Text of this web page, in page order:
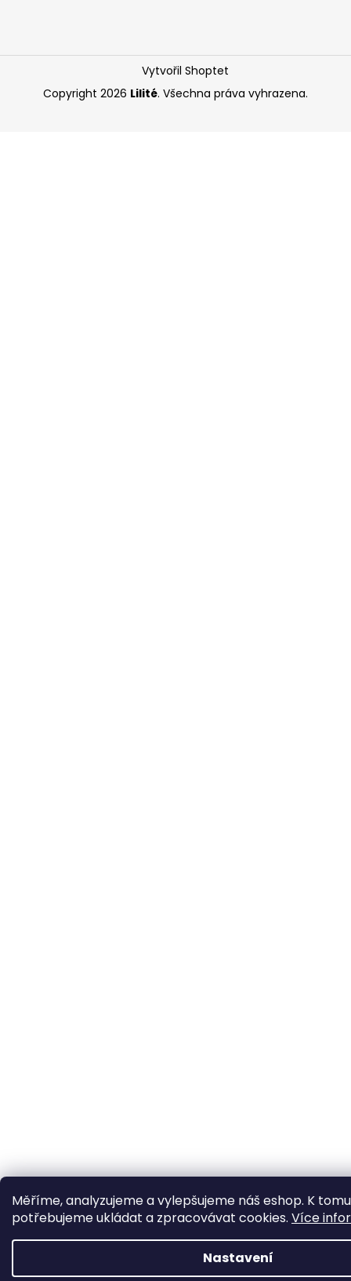
Měříme, analyzujeme a vylepšujeme náš eshop. K tomu
potřebujeme ukládat a zpracovávat cookies. Více
Nastavení
Vytvořil Shoptet
Copyright 2026 Lilité. Všechna práva vyhrazena.